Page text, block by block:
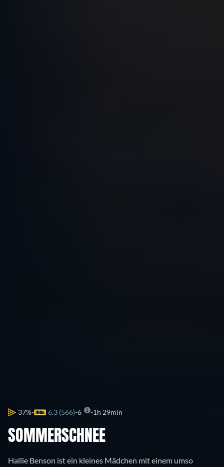
37% 6.3 (566) 6 1h 29min
SOMMERSCHNEE
Hallie Benson ist ein kleines Mädchen mit einem umso